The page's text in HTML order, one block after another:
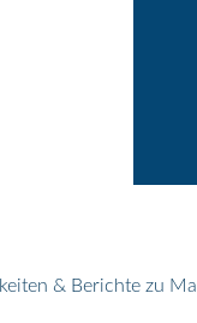
& Berichte zu